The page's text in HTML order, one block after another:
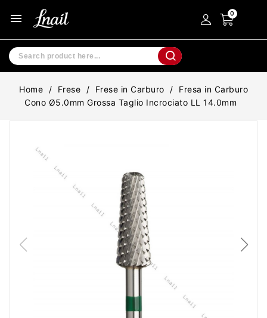
menu
Home Frese Frese in Carburo
Fresa in Carburo
Cono Ø5.0mm Grossa Taglio Incrociato LL 14.0mm